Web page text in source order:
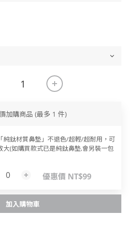
加購商品 (最多 1 件)
純鈦材質鼻墊」不退色/超輕/超耐用，可
大(如購買款式已是純鈦鼻墊,會另裝一包
優惠價 NT$99
加入購物車